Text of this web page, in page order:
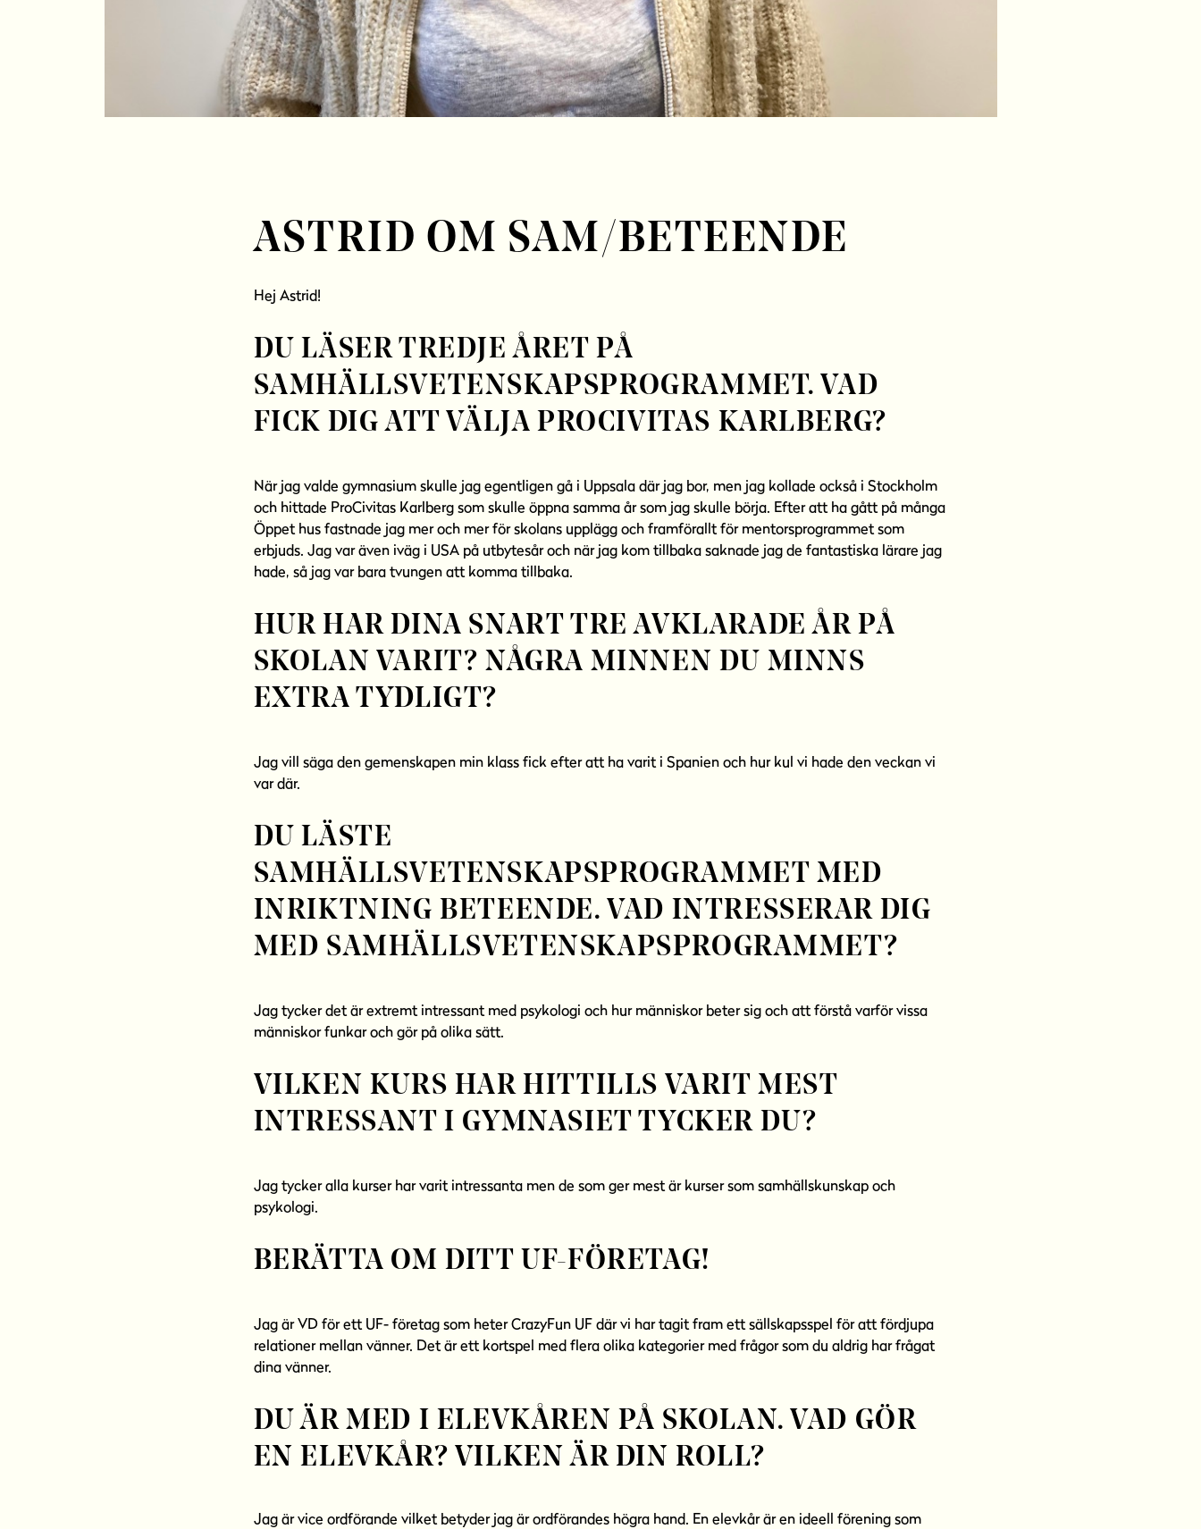
ASTRID OM SAM/BETEENDE
Hej Astrid!
DU LÄSER TREDJE ÅRET PÅ
SAMHÄLLSVETENSKAPSPROGRAMMET. VAD
FICK DIG ATT VÄLJA PROCIVITAS KARLBERG?
När jag valde gymnasium skulle jag egentligen gå i Uppsala där jag bor, men jag kollade också i Stockholm
och hittade ProCivitas Karlberg som skulle öppna samma år som jag skulle börja. Efter att ha gått på många
Öppet hus fastnade jag mer och mer för skolans upplägg och framförallt för mentorsprogrammet som
erbjuds. Jag var även iväg i USA på utbytesår och när jag kom tillbaka saknade jag de fantastiska lärare jag
hade, så jag var bara tvungen att komma tillbaka.
HUR HAR DINA SNART TRE AVKLARADE ÅR PÅ
SKOLAN VARIT? NÅGRA MINNEN DU MINNS
EXTRA TYDLIGT?
Jag vill säga den gemenskapen min klass fick efter att ha varit i Spanien och hur kul vi hade den veckan vi
var där.
DU LÄSTE
SAMHÄLLSVETENSKAPSPROGRAMMET MED
INRIKTNING BETEENDE. VAD INTRESSERAR DIG
MED SAMHÄLLSVETENSKAPSPROGRAMMET?
Jag tycker det är extremt intressant med psykologi och hur människor beter sig och att förstå varför vissa
människor funkar och gör på olika sätt.
VILKEN KURS HAR HITTILLS VARIT MEST
INTRESSANT I GYMNASIET TYCKER DU?
Jag tycker alla kurser har varit intressanta men de som ger mest är kurser som samhällskunskap och
psykologi.
BERÄTTA OM DITT UF-FÖRETAG!
Jag är VD för ett UF- företag som heter CrazyFun UF där vi har tagit fram ett sällskapsspel för att fördjupa
relationer mellan vänner. Det är ett kortspel med flera olika kategorier med frågor som du aldrig har frågat
dina vänner.
DU ÄR MED I ELEVKÅREN PÅ SKOLAN. VAD GÖR
EN ELEVKÅR? VILKEN ÄR DIN ROLL?
Jag är vice ordförande vilket betyder jag är ordförandes högra hand. En elevkår är en ideell förening som